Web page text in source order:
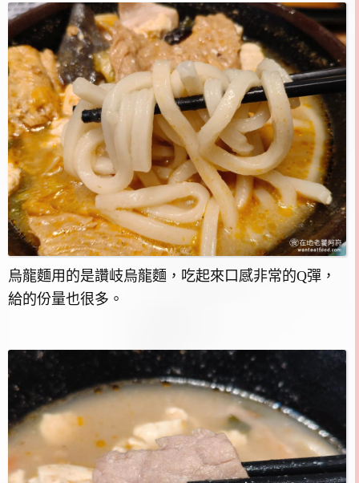
烏龍麵用的是讚岐烏龍麵，吃起來口感非常的Q彈，
給的份量也很多。